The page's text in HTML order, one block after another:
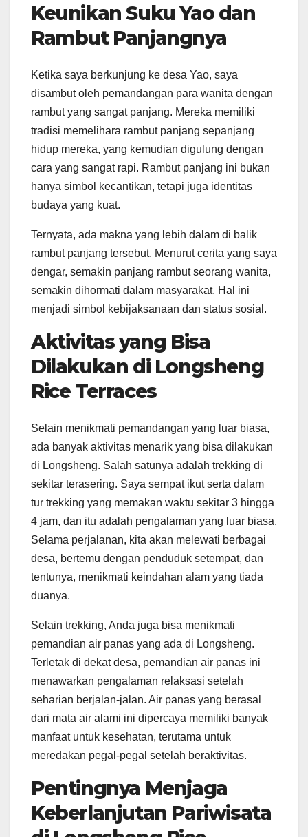
Keunikan Suku Yao dan
Rambut Panjangnya
Ketika saya berkunjung ke desa Yao, saya
disambut oleh pemandangan para wanita dengan
rambut yang sangat panjang. Mereka memiliki
tradisi memelihara rambut panjang sepanjang
hidup mereka, yang kemudian digulung dengan
cara yang sangat rapi. Rambut panjang ini bukan
hanya simbol kecantikan, tetapi juga identitas
budaya yang kuat.
Ternyata, ada makna yang lebih dalam di balik
rambut panjang tersebut. Menurut cerita yang saya
dengar, semakin panjang rambut seorang wanita,
semakin dihormati dalam masyarakat. Hal ini
menjadi simbol kebijaksanaan dan status sosial.
Aktivitas yang Bisa
Dilakukan di Longsheng
Rice Terraces
Selain menikmati pemandangan yang luar biasa,
ada banyak aktivitas menarik yang bisa dilakukan
di Longsheng. Salah satunya adalah trekking di
sekitar terasering. Saya sempat ikut serta dalam
tur trekking yang memakan waktu sekitar 3 hingga
4 jam, dan itu adalah pengalaman yang luar biasa.
Selama perjalanan, kita akan melewati berbagai
desa, bertemu dengan penduduk setempat, dan
tentunya, menikmati keindahan alam yang tiada
duanya.
Selain trekking, Anda juga bisa menikmati
pemandian air panas yang ada di Longsheng.
Terletak di dekat desa, pemandian air panas ini
menawarkan pengalaman relaksasi setelah
seharian berjalan-jalan. Air panas yang berasal
dari mata air alami ini dipercaya memiliki banyak
manfaat untuk kesehatan, terutama untuk
meredakan pegal-pegal setelah beraktivitas.
Pentingnya Menjaga
Keberlanjutan Pariwisata